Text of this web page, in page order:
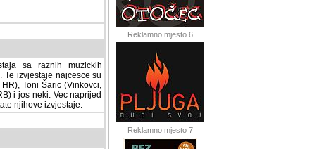
sa raznih muzickih
izvjestaje najcesce su
Toni Šaric (Vinkovci,
i jos neki. Vec naprijed
njihove izvjestaje.
Reklamno mjesto 6
Reklamno mjesto 7